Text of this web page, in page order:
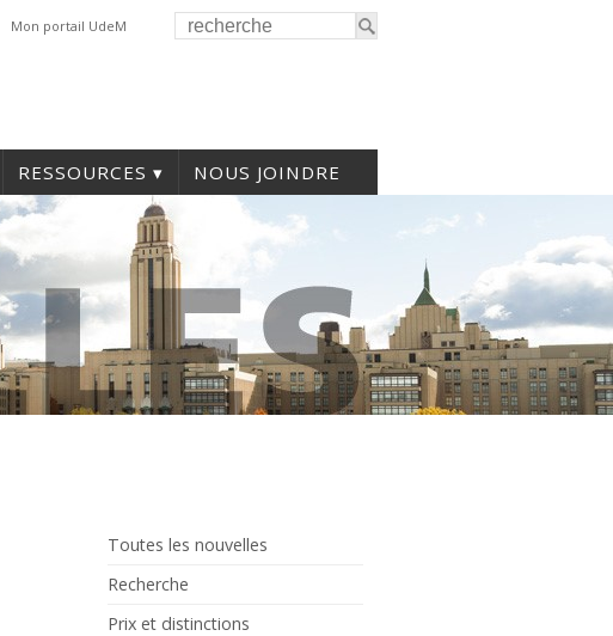
Mon portail UdeM
RESSOURCES NOUS JOINDRE
Toutes les nouvelles
Recherche
Prix et distinctions